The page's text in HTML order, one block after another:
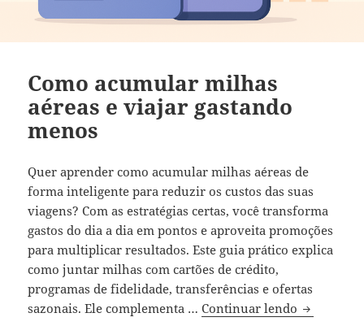
Como acumular milhas
aéreas e viajar gastando
menos
Quer aprender como acumular milhas aéreas de
forma inteligente para reduzir os custos das suas
viagens? Com as estratégias certas, você transforma
gastos do dia a dia em pontos e aproveita promoções
para multiplicar resultados. Este guia prático explica
como juntar milhas com cartões de crédito,
programas de fidelidade, transferências e ofertas
sazonais. Ele complementa …Continuar lendo Como